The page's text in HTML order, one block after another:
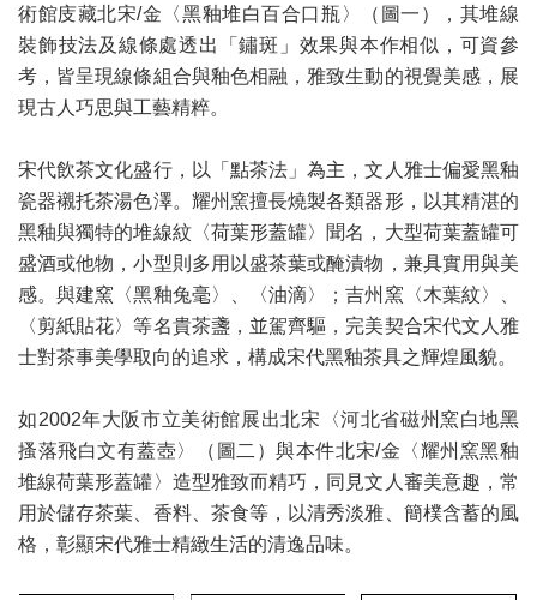
術館庋藏北宋/金〈黑釉堆白百合口瓶〉（圖一），其堆線
裝飾技法及線條處透出「鏽斑」效果與本作相似，可資參
考，皆呈現線條組合與釉色相融，雅致生動的視覺美感，展
現古人巧思與工藝精粹。
宋代飲茶文化盛行，以「點茶法」為主，文人雅士偏愛黑釉
瓷器襯托茶湯色澤。耀州窯擅長燒製各類器形，以其精湛的
黑釉與獨特的堆線紋〈荷葉形蓋罐〉聞名，大型荷葉蓋罐可
盛酒或他物，小型則多用以盛茶葉或醃漬物，兼具實用與美
感。與建窯〈黑釉兔毫〉、〈油滴〉；吉州窯〈木葉紋〉、
〈剪紙貼花〉等名貴茶盞，並駕齊驅，完美契合宋代文人雅
士對茶事美學取向的追求，構成宋代黑釉茶具之輝煌風貌。
如2002年大阪市立美術館展出北宋〈河北省磁州窯白地黑
搔落飛白文有蓋壺〉（圖二）與本件北宋/金〈耀州窯黑釉
堆線荷葉形蓋罐〉造型雅致而精巧，同見文人審美意趣，常
用於儲存茶葉、香料、茶食等，以清秀淡雅、簡樸含蓄的風
格，彰顯宋代雅士精緻生活的清逸品味。